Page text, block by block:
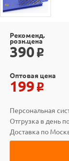
Рекоменд.
розн.цена
390 o
Оптовая цена
199 o
Персональная
Отгрузка в день
Доставка по